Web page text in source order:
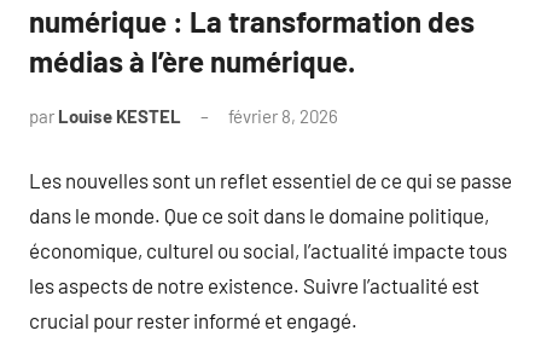
numérique : La transformation des
médias à l’ère numérique.
par Louise KESTEL février 8, 2026
Les nouvelles sont un reflet essentiel de ce qui se passe
dans le monde. Que ce soit dans le domaine politique,
économique, culturel ou social, l’actualité impacte tous
les aspects de notre existence. Suivre l’actualité est
crucial pour rester informé et engagé.